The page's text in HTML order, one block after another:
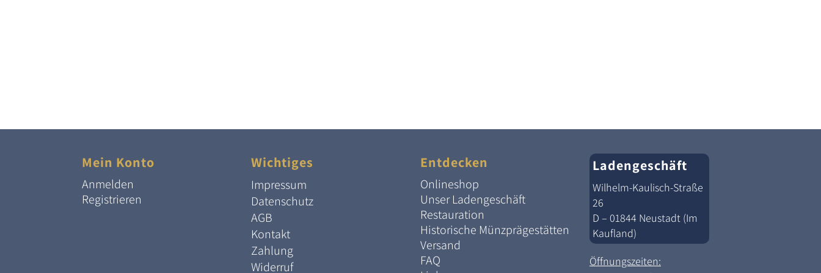
Mein Konto
Anmelden
Registrieren
Wichtiges
Impressum
Datenschutz
AGB
Kontakt
Zahlung
Widerruf
Entdecken
Onlineshop
Unser Ladengeschäft
Restauration
Historische Münzprägestätten
Versand
FAQ
Ladengeschäft
Wilhelm-Kaulisch-Straße
26
D – 01844 Neustadt (Im
Kaufland)
Öffnungszeiten: